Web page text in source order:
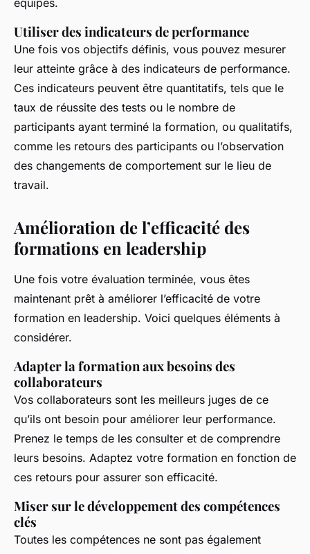
équipes.
Utiliser des indicateurs de performance
Une fois vos objectifs définis, vous pouvez mesurer
leur atteinte grâce à des indicateurs de performance.
Ces indicateurs peuvent être quantitatifs, tels que le
taux de réussite des tests ou le nombre de
participants ayant terminé la formation, ou qualitatifs,
comme les retours des participants ou l’observation
des changements de comportement sur le lieu de
travail.
Amélioration de l’efficacité des
formations en leadership
Une fois votre évaluation terminée, vous êtes
maintenant prêt à améliorer l’efficacité de votre
formation en leadership. Voici quelques éléments à
considérer.
Adapter la formation aux besoins des
collaborateurs
Vos collaborateurs sont les meilleurs juges de ce
qu’ils ont besoin pour améliorer leur performance.
Prenez le temps de les consulter et de comprendre
leurs besoins. Adaptez votre formation en fonction de
ces retours pour assurer son efficacité.
Miser sur le développement des compétences
clés
Toutes les compétences ne sont pas également